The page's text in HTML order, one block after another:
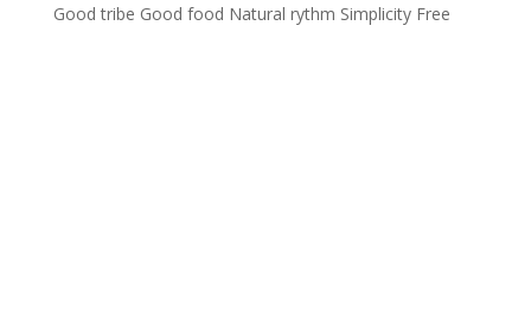
Good tribe Good food Natural rythm Simplicity Free